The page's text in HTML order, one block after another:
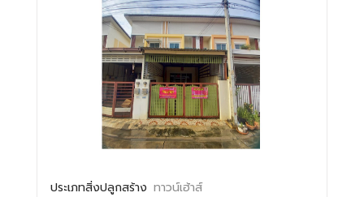
ประเภทสิ่งปลูกสร้าง ทาวน์เฮ้าส์